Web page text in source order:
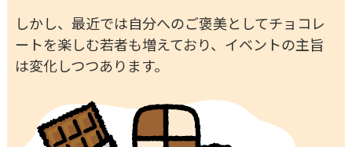
しかし、最近では自分へのご褒美としてチョコレ
ートを楽しむ若者も増えており、イベントの主旨
は変化しつつあります。